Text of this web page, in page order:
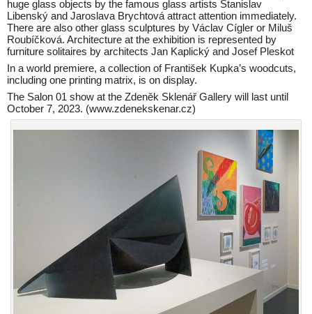
huge glass objects by the famous glass artists Stanislav
Libenský and Jaroslava Brychtová attract attention immediately.
There are also other glass sculptures by Václav Cígler or Miluš
Roubíčková. Architecture at the exhibition is represented by
furniture solitaires by architects Jan Kaplický and Josef Pleskot
In a world premiere, a collection of František Kupka’s woodcuts,
including one printing matrix, is on display.
The Salon 01 show at the Zdeněk Sklenář Gallery will last until
October 7, 2023. (www.zdenekskenar.cz)